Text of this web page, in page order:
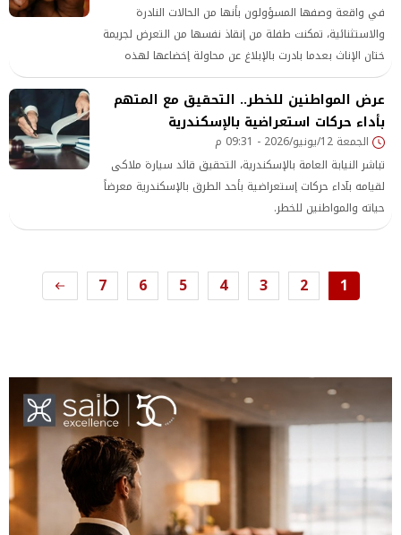
في واقعة وصفها المسؤولون بأنها من الحالات النادرة
والاستثنائية، تمكنت طفلة من إنقاذ نفسها من التعرض لجريمة
ختان الإناث بعدما بادرت بالإبلاغ عن محاولة إخضاعها لهذه
الممارسة، في خطوة تعكس تحولًا مهمًا في مستوى الوعي
المجتمعي بحقوق الطفل والمخاطر الصحية والنفسية المرتبطة
بهذه الجريمة التي تسعى الدولة المصرية إلى القضاء عليها
بشكل كامل.
عرض المواطنين للخطر.. التحقيق مع المتهم
بأداء حركات استعراضية بالإسكندرية
الجمعة 12/يونيو/2026 - 09:31 م
تباشر النيابة العامة بالإسكندرية، التحقيق قائد سيارة ملاكى
لقيامه بآداء حركات إستعراضية بأحد الطرق بالإسكندرية معرضاً
حياته والمواطنين للخطر.
1
2
3
4
5
6
7